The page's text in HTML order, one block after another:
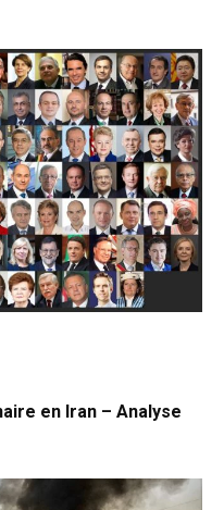
en Iran – Analyse